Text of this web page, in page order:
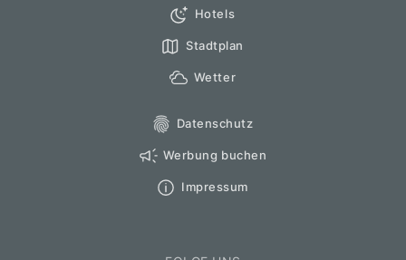
Hotels
Stadtplan
Wetter
Datenschutz
Werbung buchen
Impressum